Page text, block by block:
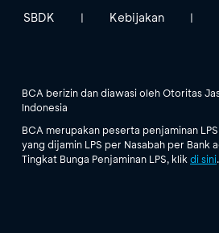
SBDK | Kebijakan |
BCA berizin dan diawasi oleh Otoritas
Indonesia
BCA merupakan peserta penjaminan
yang dijamin LPS per Nasabah per Bank
Tingkat Bunga Penjaminan LPS, klik di sini.